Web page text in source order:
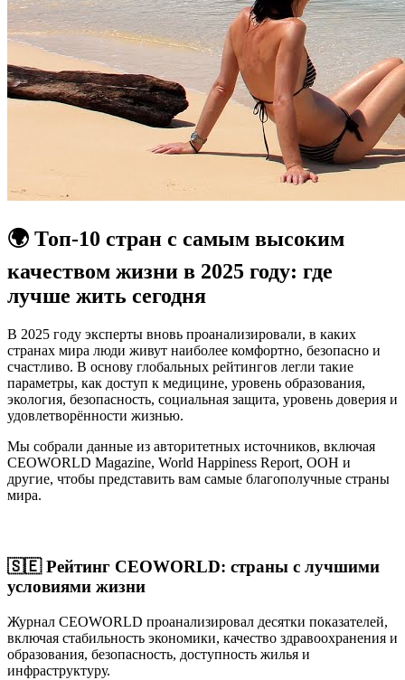
🌍 Топ-10 стран с самым высоким
качеством жизни в 2025 году: где
лучше жить сегодня
В 2025 году эксперты вновь проанализировали, в каких
странах мира люди живут наиболее комфортно, безопасно и
счастливо. В основу глобальных рейтингов легли такие
параметры, как доступ к медицине, уровень образования,
экология, безопасность, социальная защита, уровень доверия и
удовлетворённости жизнью.
Мы собрали данные из авторитетных источников, включая
CEOWORLD Magazine, World Happiness Report, ООН и
другие, чтобы представить вам самые благополучные страны
мира.
🇸🇪 Рейтинг CEOWORLD: страны с лучшими
условиями жизни
Журнал CEOWORLD проанализировал десятки показателей,
включая стабильность экономики, качество здравоохранения и
образования, безопасность, доступность жилья и
инфраструктуру.